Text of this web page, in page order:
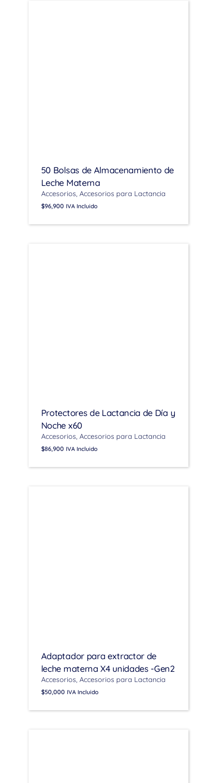
50 Bolsas de Almacenamiento de
Leche Materna
Accesorios Accesorios para Lactancia
$96,900 IVA Incluido
Protectores de Lactancia de Día y
Noche x60
Accesorios Accesorios para Lactancia
$86,900 IVA Incluido
Adaptador para extractor de
leche materna X4 unidades -Gen2
Accesorios Accesorios para Lactancia
$50,000 IVA Incluido